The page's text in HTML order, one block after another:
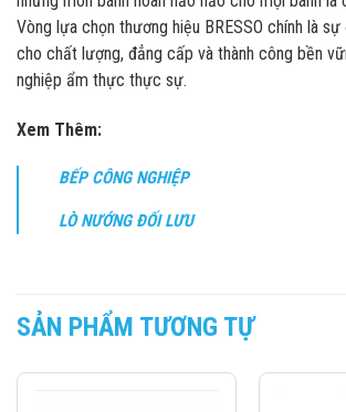
Vòng lựa chọn thương hiệu BRESSO chính là
cho chất lượng, đẳng cấp và thành công bền
nghiệp ẩm thực thực sự.
Xem Thêm:
BẾP CÔNG NGHIỆP
LÒ NƯỚNG ĐỐI LƯU
SẢN PHẨM TƯƠNG TỰ